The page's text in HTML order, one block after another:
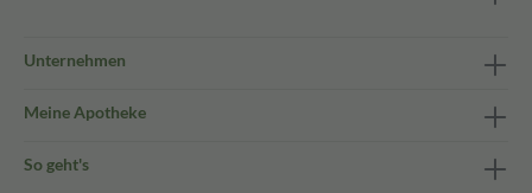
Unternehmen
Meine Apotheke
So geht's